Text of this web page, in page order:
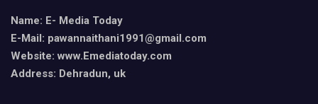
Name: E- Media Today
E-Mail: pawannaithani1991@gmail.com
Website: www.Emediatoday.com
Address: Dehradun, uk